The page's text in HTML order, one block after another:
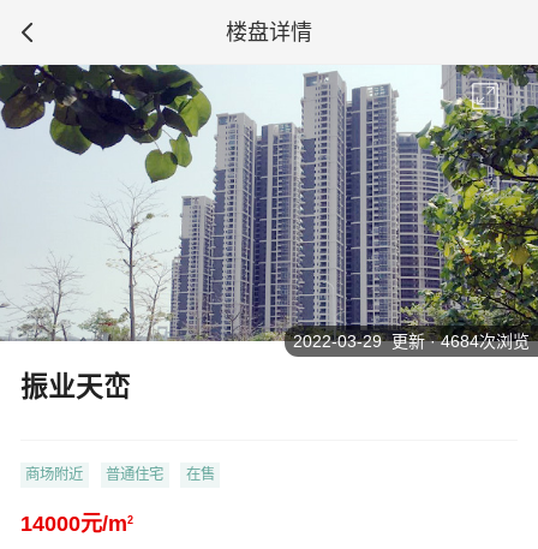
楼盘详情
振业天峦
商场附近 普通住宅 在售
14000元/m2
2022-03-29 更新 · 4684次浏览